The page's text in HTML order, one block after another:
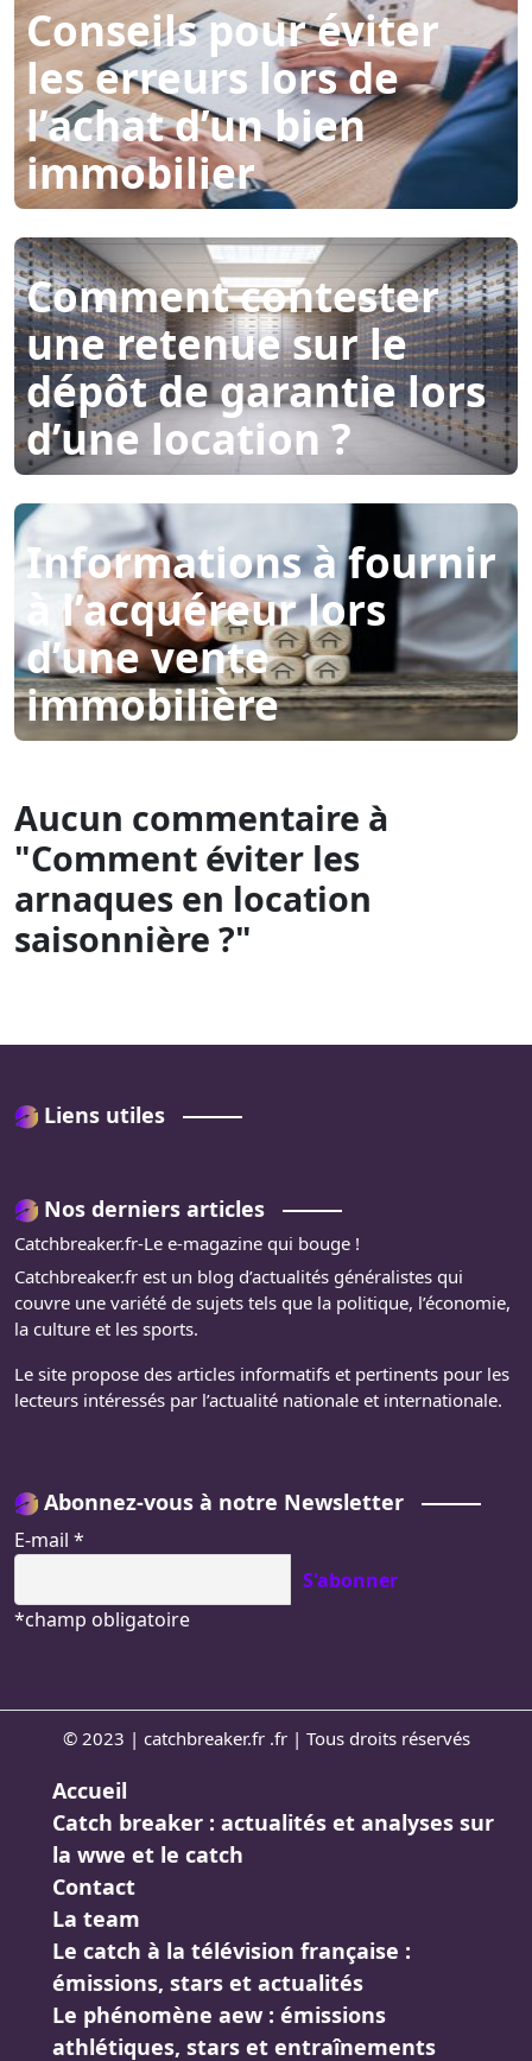
Conseils pour éviter
les erreurs lors de
l’achat d’un bien
immobilier
Comment contester
une retenue sur le
dépôt de garantie lors
d’une location ?
Informations à fournir
à l’acquéreur lors
d’une vente
immobilière
Aucun commentaire à
"Comment éviter les
arnaques en location
saisonnière ?"
Liens utiles
Nos derniers articles
Catchbreaker.fr-Le e-magazine qui bouge !
Catchbreaker.fr est un blog d’actualités généralistes qui
couvre une variété de sujets tels que la politique, l’économie,
la culture et les sports.
Le site propose des articles informatifs et pertinents pour les
lecteurs intéressés par l’actualité nationale et internationale.
Abonnez-vous à notre Newsletter
E-mail *
*champ obligatoire
© 2023 | catchbreaker.fr .fr | Tous droits réservés
Accueil
Catch breaker : actualités et analyses sur
la wwe et le catch
Contact
La team
Le catch à la télévision française :
émissions, stars et actualités
Le phénomène aew : émissions
athlétiques, stars et entraînements